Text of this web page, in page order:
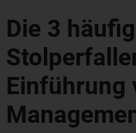
Die 3
Einführung